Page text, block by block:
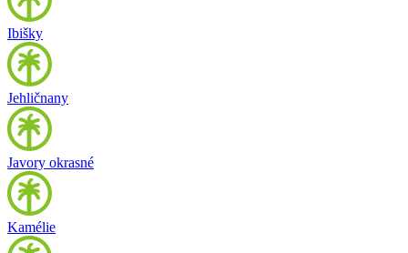
Ibišky
Jehličnany
Javory okrasné
Kamélie